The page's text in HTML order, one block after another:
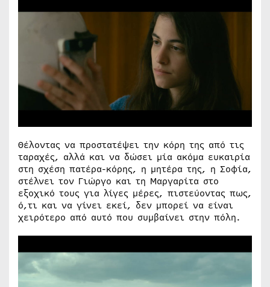
Θέλοντας να προστατέψει την κόρη της από τις
ταραχές, αλλά και να δώσει μία ακόμα ευκαιρία
στη σχέση πατέρα-κόρης, η μητέρα της, η Σοφία,
στέλνει τον Γιώργο και τη Μαργαρίτα στο
εξοχικό τους για λίγες μέρες, πιστεύοντας πως,
ό,τι και να γίνει εκεί, δεν μπορεί να είναι
χειρότερο από αυτό που συμβαίνει στην πόλη.